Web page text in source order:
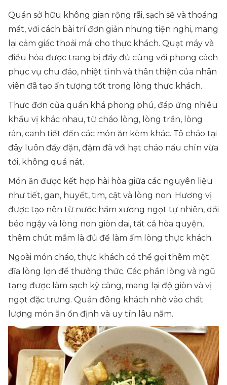
Quán sở hữu không gian rộng rãi, sạch sẽ và thoáng
mát, với cách bài trí đơn giản nhưng tiện nghi, mang
lại cảm giác thoải mái cho thực khách. Quạt máy và
điều hòa được trang bị đầy đủ cùng với phong cách
phục vụ chu đáo, nhiệt tình và thân thiện của nhân
viên đã tạo ấn tượng tốt trong lòng thực khách.
Thực đơn của quán khá phong phú, đáp ứng nhiều
khẩu vị khác nhau, từ cháo lòng, lòng trần, lòng
rán, canh tiết đến các món ăn kèm khác. Tô cháo tại
đây luôn đầy đặn, đậm đà với hạt cháo nấu chín vừa
tới, không quá nát.
Món ăn được kết hợp hài hòa giữa các nguyên liệu
như tiết, gan, huyết, tim, cật và lòng non. Hương vị
được tạo nên từ nước hầm xương ngọt tự nhiên, dồi
béo ngậy và lòng non giòn dai, tất cả hòa quyện,
thêm chút mắm là đủ để làm ấm lòng thực khách.
Ngoài món cháo, thực khách có thể gọi thêm một
đĩa lòng lợn để thưởng thức. Các phần lòng và ngũ
tạng được làm sạch kỹ càng, mang lại độ giòn và vị
ngọt đặc trưng. Quán đông khách nhờ vào chất
lượng món ăn ổn định và uy tín lâu năm.